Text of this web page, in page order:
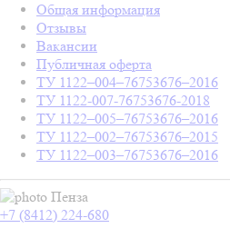
Общая информация
Отзывы
Вакансии
Публичная оферта
ТУ 1122–004–76753676–2016
ТУ 1122-007-76753676-2018
ТУ 1122–005–76753676–2016
ТУ 1122–002–76753676–2015
ТУ 1122–003–76753676–2016
Пенза
+7 (8412) 224-680